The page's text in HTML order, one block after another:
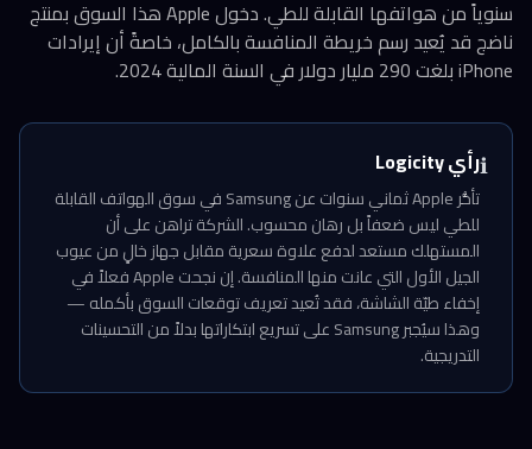
سنوياً من هواتفها القابلة للطي. دخول Apple هذا السوق بمنتج
ناضج قد يُعيد رسم خريطة المنافسة بالكامل، خاصةً أن إيرادات
iPhone بلغت 290 مليار دولار في السنة المالية 2024.
ℹ️رأي Logicity
تأخُّر Apple ثماني سنوات عن Samsung في سوق الهواتف القابلة
للطي ليس ضعفاً بل رهان محسوب. الشركة تراهن على أن
المستهلك مستعد لدفع علاوة سعرية مقابل جهاز خالٍ من عيوب
الجيل الأول التي عانت منها المنافسة. إن نجحت Apple فعلاً في
إخفاء طيّة الشاشة، فقد تُعيد تعريف توقعات السوق بأكمله —
وهذا سيُجبر Samsung على تسريع ابتكاراتها بدلاً من التحسينات
التدريجية.